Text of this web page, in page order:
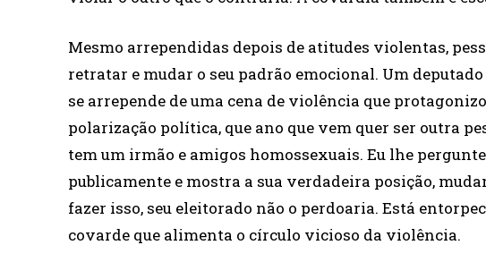
Mesmo arrependidas depois de atitudes violentas,
retratar e mudar o seu padrão emocional. Um
se arrepende de uma cena de violência que
polarização política, que ano que vem quer ser outra
tem um irmão e amigos homossexuais. Eu lhe
publicamente e mostra a sua verdadeira posição,
fazer isso, seu eleitorado não o perdoaria. Está
covarde que alimenta o círculo vicioso da violência.